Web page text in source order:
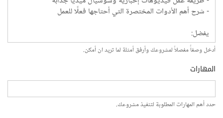
أدخل وصفاً مفصلاً لمشروعك وأرفق أمثلة لما تريد ان أمكن.
المهارات
حدد أهم المهارات المطلوبة لتنفيذ مشروعك.